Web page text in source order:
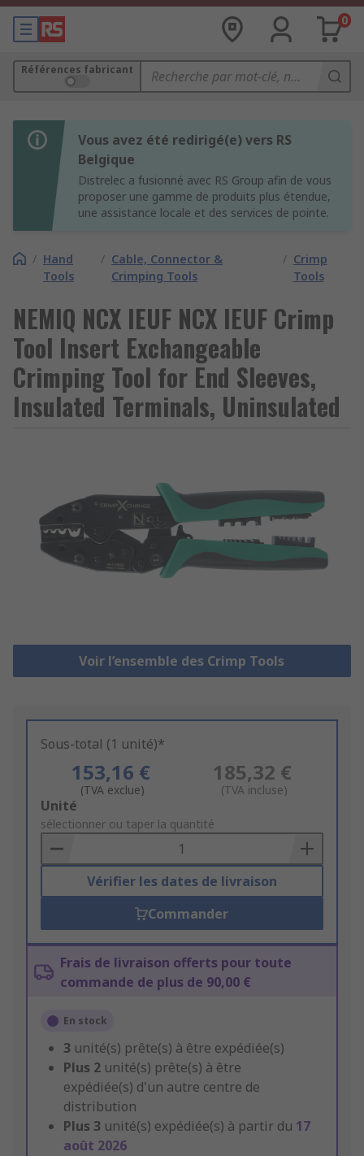
0
Références fabricant
Vous avez été redirigé(e) vers RS
Belgique
Distrelec a fusionné avec RS Group afin de vous
proposer une gamme de produits plus étendue,
une assistance locale et des services de pointe.
/ Hand
Tools
/ Cable, Connector &
Crimping Tools
/ Crimp
Tools
NEMIQ NCX IEUF NCX IEUF Crimp
Tool Insert Exchangeable
Crimping Tool for End Sleeves,
Insulated Terminals, Uninsulated
Voir l’ensemble des Crimp Tools
Sous-total (1 unité)*
153,16 €
(TVA exclue)
185,32 €
(TVA incluse)
Add
to
Basket
Unité
sélectionner ou taper la quantité
Vérifier les dates de livraison
Commander
Frais de livraison offerts pour toute
commande de plus de 90,00 €
En stock
3 unité(s) prête(s) à être expédiée(s)
Plus 2 unité(s) prête(s) à être
expédiée(s) d'un autre centre de
distribution
Plus 3 unité(s) expédiée(s) à partir du 17
août 2026